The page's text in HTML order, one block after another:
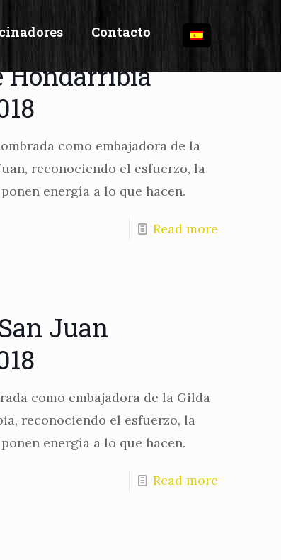
Contacto
Hondarribia
como embajadora de la
reconociendo el esfuerzo, la
energía a lo que hacen.
Read more
Juan
como embajadora de la Gilda
reconociendo el esfuerzo, la
energía a lo que hacen.
Read more